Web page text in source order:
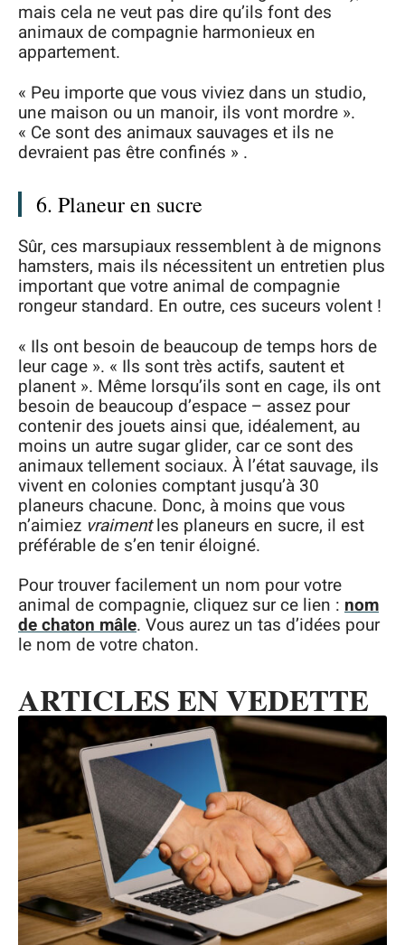
mais cela ne veut pas dire qu’ils font des
animaux de compagnie harmonieux en
appartement.
« Peu importe que vous viviez dans un studio,
une maison ou un manoir, ils vont mordre ».
« Ce sont des animaux sauvages et ils ne
devraient pas être confinés » .
6. Planeur en sucre
Sûr, ces marsupiaux ressemblent à de mignons
hamsters, mais ils nécessitent un entretien plus
important que votre animal de compagnie
rongeur standard. En outre, ces suceurs volent !
« Ils ont besoin de beaucoup de temps hors de
leur cage ». « Ils sont très actifs, sautent et
planent ». Même lorsqu’ils sont en cage, ils ont
besoin de beaucoup d’espace – assez pour
contenir des jouets ainsi que, idéalement, au
moins un autre sugar glider, car ce sont des
animaux tellement sociaux. À l’état sauvage, ils
vivent en colonies comptant jusqu’à 30
planeurs chacune. Donc, à moins que vous
n’aimiez vraimentles planeurs en sucre, il est
préférable de s’en tenir éloigné.
Pour trouver facilement un nom pour votre
animal de compagnie, cliquez sur ce lien : nom
de chaton mâle. Vous aurez un tas d’idées pour
le nom de votre chaton.
ARTICLES EN VEDETTE